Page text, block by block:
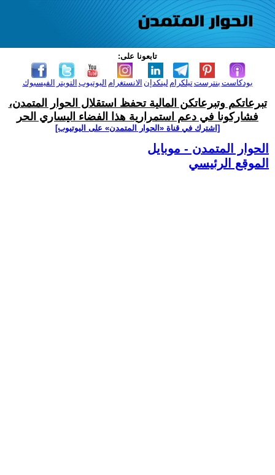
تابعونا على:
الفيسبوك التويتر اليوتيوب الانستغرام لينكدإن تيلكرامبنترست بودكاست
تبرعاتكم وتبرعاتكن المالية تحفظ استقلال الحوار المتمدن،
فشاركونا في دعم استمرارية هذا الفضاء اليساري الحر
[اشترك في قناة ‫«الحوار المتمدن» على اليوتيوب]
الحوار المتمدن - موبايل
الموقع الرئيسي